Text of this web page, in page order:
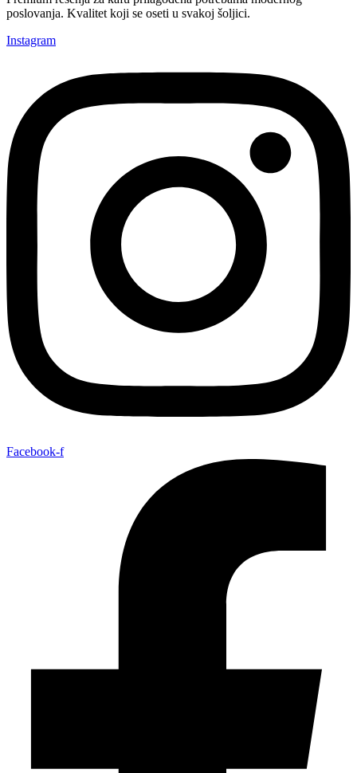
poslovanja. Kvalitet koji se oseti u svakoj šoljici.
Instagram
Facebook-f